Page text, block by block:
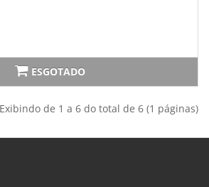
ESGOTADO
Exibindo de 1 a 6 do total de 6 (1 páginas)